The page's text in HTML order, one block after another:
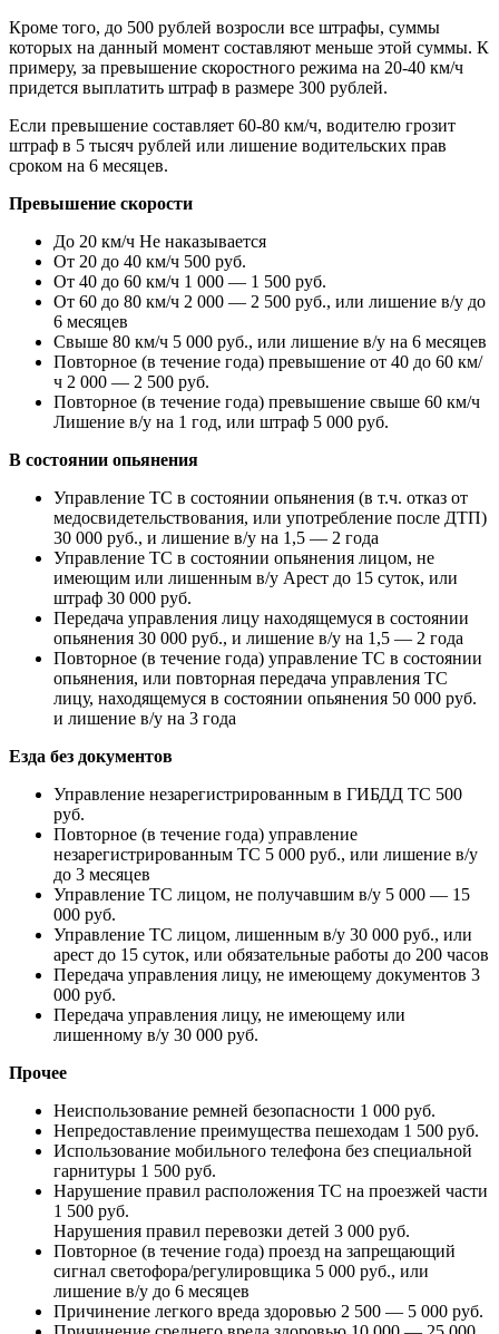
Кроме того, до 500 рублей возросли все штрафы, суммы
которых на данный момент составляют меньше этой суммы. К
примеру, за превышение скоростного режима на 20-40 км/ч
придется выплатить штраф в размере 300 рублей.
Если превышение составляет 60-80 км/ч, водителю грозит
штраф в 5 тысяч рублей или лишение водительских прав
сроком на 6 месяцев.
Превышение скорости
До 20 км/ч Не наказывается
От 20 до 40 км/ч 500 руб.
От 40 до 60 км/ч 1 000 — 1 500 руб.
От 60 до 80 км/ч 2 000 — 2 500 руб., или лишение в/у до
6 месяцев
Свыше 80 км/ч 5 000 руб., или лишение в/у на 6 месяцев
Повторное (в течение года) превышение от 40 до 60 км/
ч 2 000 — 2 500 руб.
Повторное (в течение года) превышение свыше 60 км/ч
Лишение в/у на 1 год, или штраф 5 000 руб.
В состоянии опьянения
Управление ТС в состоянии опьянения (в т.ч. отказ от
медосвидетельствования, или употребление после ДТП)
30 000 руб., и лишение в/у на 1,5 — 2 года
Управление ТС в состоянии опьянения лицом, не
имеющим или лишенным в/у Арест до 15 суток, или
штраф 30 000 руб.
Передача управления лицу находящемуся в состоянии
опьянения 30 000 руб., и лишение в/у на 1,5 — 2 года
Повторное (в течение года) управление ТС в состоянии
опьянения, или повторная передача управления ТС
лицу, находящемуся в состоянии опьянения 50 000 руб.
и лишение в/у на 3 года
Езда без документов
Управление незарегистрированным в ГИБДД ТС 500
руб.
Повторное (в течение года) управление
незарегистрированным ТС 5 000 руб., или лишение в/у
до 3 месяцев
Управление ТС лицом, не получавшим в/у 5 000 — 15
000 руб.
Управление ТС лицом, лишенным в/у 30 000 руб., или
арест до 15 суток, или обязательные работы до 200 часов
Передача управления лицу, не имеющему документов 3
000 руб.
Передача управления лицу, не имеющему или
лишенному в/у 30 000 руб.
Прочее
Неиспользование ремней безопасности 1 000 руб.
Непредоставление преимущества пешеходам 1 500 руб.
Использование мобильного телефона без специальной
гарнитуры 1 500 руб.
Нарушение правил расположения ТС на проезжей части
1 500 руб.
Нарушения правил перевозки детей 3 000 руб.
Повторное (в течение года) проезд на запрещающий
сигнал светофора/регулировщика 5 000 руб., или
лишение в/у до 6 месяцев
Причинение легкого вреда здоровью 2 500 — 5 000 руб.